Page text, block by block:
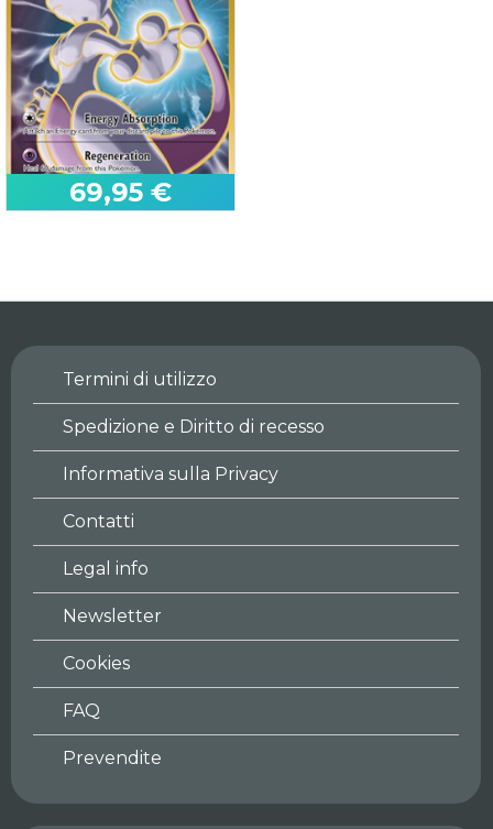
Pikachu
SV Black Star Promos
Evolutions
69,95 €
Termini di utilizzo
Spedizione e Diritto di recesso
Informativa sulla Privacy
Contatti
Legal info
Newsletter
Cookies
FAQ
Prevendite